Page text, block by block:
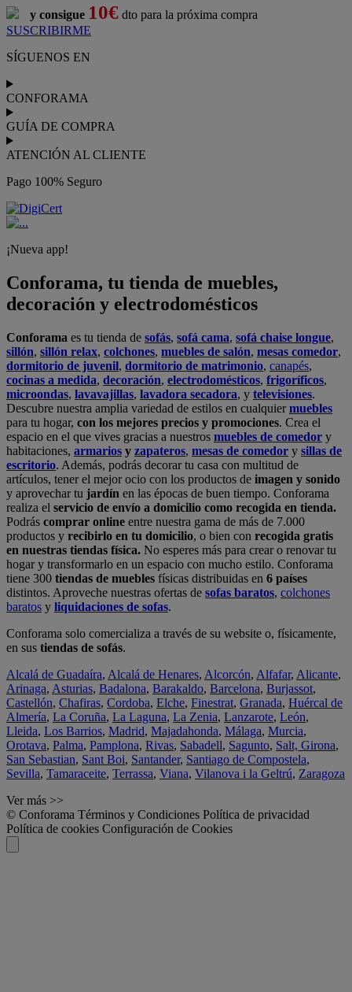
y consigue 10€ dto para la próxima compra
SUSCRIBIRME
SÍGUENOS EN
CONFORAMA
GUÍA DE COMPRA
ATENCIÓN AL CLIENTE
Pago 100% Seguro
¡Nueva app!
Conforama, tu tienda de muebles,
decoración y electrodomésticos
Conforama es tu tienda de sofás, sofá cama, sofá chaise longue,
sillón, sillón relax, colchones, muebles de salón, mesas comedor,
dormitorio de juvenil, dormitorio de matrimonio, canapés,
cocinas a medida, decoración, electrodomésticos, frigoríficos,
microondas, lavavajillas, lavadora secadora, y televisiones.
Descubre nuestra amplia variedad de estilos en cualquiermuebles
para tu hogar, con los mejores precios y promociones. Crea el
espacio en el que vives gracias a nuestros muebles de comedor y
habitaciones, armarios y zapateros, mesas de comedor y sillas de
escritorio. Además, podrás decorar tu casa con multitud de
artículos, tener el mejor ocio con los productos de imagen y sonido
y aprovechar tu jardín en las épocas de buen tiempo. Conforama
realiza el servicio de envío a domicilio como recogida en tienda.
Podrás comprar online entre nuestra gama de más de 7.000
productos y recibirlo en tu domicilio, o bien con recogida gratis
en nuestras tiendas física. No esperes más para crear o renovar tu
hogar y transformarlo en un espacio con mucho estilo. Conforama
tiene 300 tiendas de muebles físicas distribuidas en 6 países
distintos. Aproveche nuestras ofertas de sofas baratos, colchones
baratos y liquidaciones de sofas.
Conforama solo comercializa a través de su website o, físicamente,
en sus tiendas de sofás.
Alcalá de Guadaíra, Alcalá de Henares, Alcorcón, Alfafar, Alicante,
Arinaga, Asturias, Badalona, Barakaldo, Barcelona, Burjassot,
Castellón, Chafiras, Cordoba, Elche, Finestrat, Granada, Huércal de
Almería, La Coruña, La Laguna, La Zenia, Lanzarote, León,
Lleida, Los Barrios, Madrid, Majadahonda, Málaga, Murcia,
Orotava, Palma, Pamplona, Rivas, Sabadell, Sagunto, Salt, Girona,
San Sebastian, Sant Boi, Santander, Santiago de Compostela,
Sevilla, Tamaraceite, Terrassa, Viana, Vilanova i la Geltrú, Zaragoza
Ver más >>
© Conforama Términos y Condiciones Política de privacidad
Política de cookies Configuración de Cookies